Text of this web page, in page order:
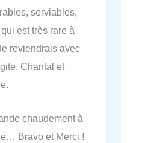
serviables,
est très rare à
reviendrais avec
Chantal et
chaudement à
Bravo et Merci !